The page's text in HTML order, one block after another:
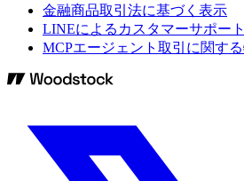
金融商品取引法に基づく表示
LINEによるカスタマーサポー
MCPエージェント取引に関する